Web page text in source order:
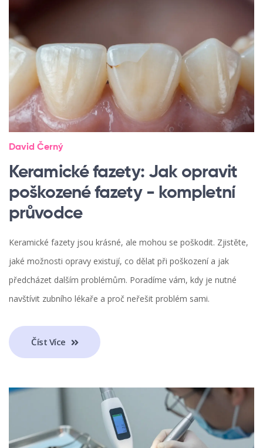
David Černý
Keramické fazety: Jak opravit
poškozené fazety - kompletní
průvodce
Keramické fazety jsou krásné, ale mohou se poškodit. Zjistěte,
jaké možnosti opravy existují, co dělat při poškození a jak
předcházet dalším problémům. Poradíme vám, kdy je nutné
navštívit zubního lékaře a proč neřešit problém sami.
Číst Více